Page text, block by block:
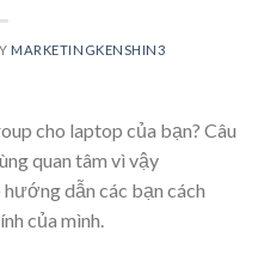
MARKETINGKENSHIN3
cho laptop của bạn? Câu
quan tâm vì vậy
dẫn các bạn cách
của mình.